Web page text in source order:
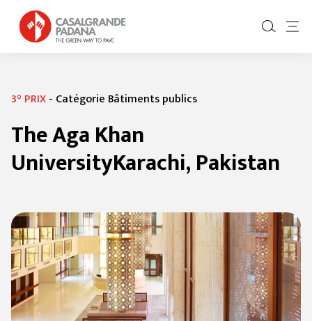
3° PRIX- Catégorie Bâtiments publics
The Aga Khan
UniversityKarachi, Pakistan